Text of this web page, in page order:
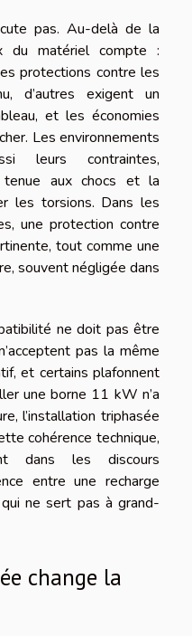
pas. Au-delà de la
du matériel compte :
protections contre les
d’autres exigent un
et les économies
Les environnements
leurs contraintes,
tenue aux chocs et la
les torsions. Dans les
une protection contre
tout comme une
souvent négligée dans
ne doit pas être
pas la même
et certains plafonnent
une borne 11 kW n’a
l’installation triphasée
cohérence technique,
dans les discours
entre une recharge
ne sert pas à grand-
change la